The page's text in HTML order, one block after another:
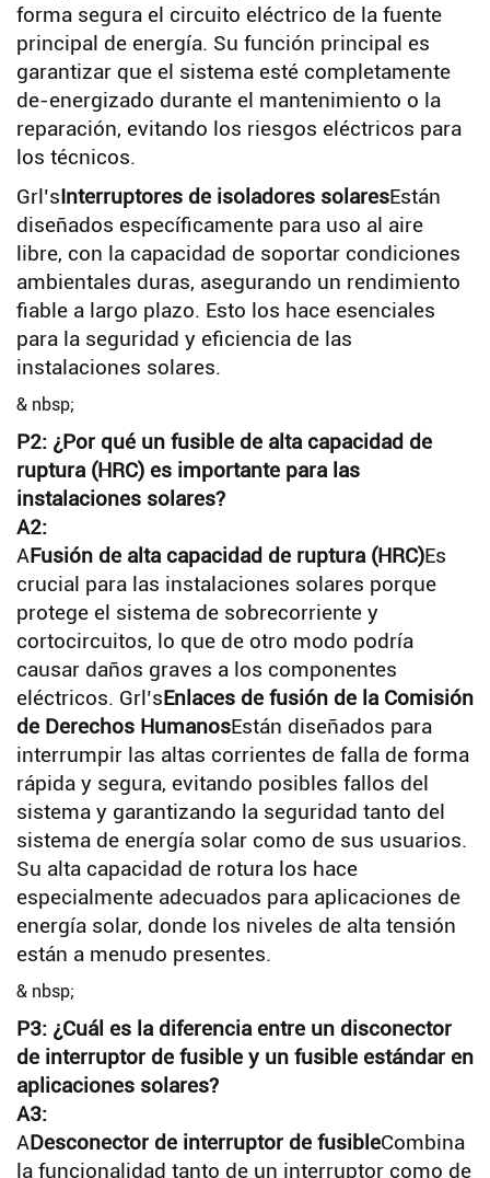
forma segura el circuito eléctrico de la fuente
principal de energía. Su función principal es
garantizar que el sistema esté completamente
de-energizado durante el mantenimiento o la
reparación, evitando los riesgos eléctricos para
los técnicos.
Grl’sInterruptores de isoladores solaresEstán
diseñados específicamente para uso al aire
libre, con la capacidad de soportar condiciones
ambientales duras, asegurando un rendimiento
fiable a largo plazo. Esto los hace esenciales
para la seguridad y eficiencia de las
instalaciones solares.
& nbsp;
P2: ¿Por qué un fusible de alta capacidad de
ruptura (HRC) es importante para las
instalaciones solares?
A2:
AFusión de alta capacidad de ruptura (HRC)Es
crucial para las instalaciones solares porque
protege el sistema de sobrecorriente y
cortocircuitos, lo que de otro modo podría
causar daños graves a los componentes
eléctricos. Grl’sEnlaces de fusión de la Comisión
de Derechos HumanosEstán diseñados para
interrumpir las altas corrientes de falla de forma
rápida y segura, evitando posibles fallos del
sistema y garantizando la seguridad tanto del
sistema de energía solar como de sus usuarios.
Su alta capacidad de rotura los hace
especialmente adecuados para aplicaciones de
energía solar, donde los niveles de alta tensión
están a menudo presentes.
& nbsp;
P3: ¿Cuál es la diferencia entre un disconector
de interruptor de fusible y un fusible estándar en
aplicaciones solares?
A3:
ADesconector de interruptor de fusibleCombina
la funcionalidad tanto de un interruptor como de